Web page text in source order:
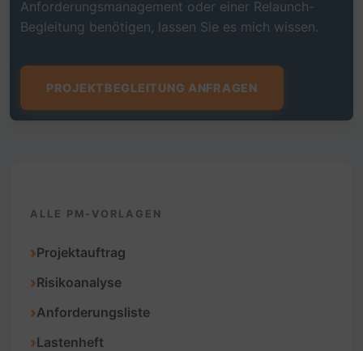
ALLE PM-VORLAGEN
Projektauftrag
Risikoanalyse
Anforderungsliste
Lastenheft
Anforderungsmanagement oder einer Relaunch-
Begleitung benötigen, lassen Sie es mich wissen.
PROJEKTBEGLEITUNG ANFRAGEN